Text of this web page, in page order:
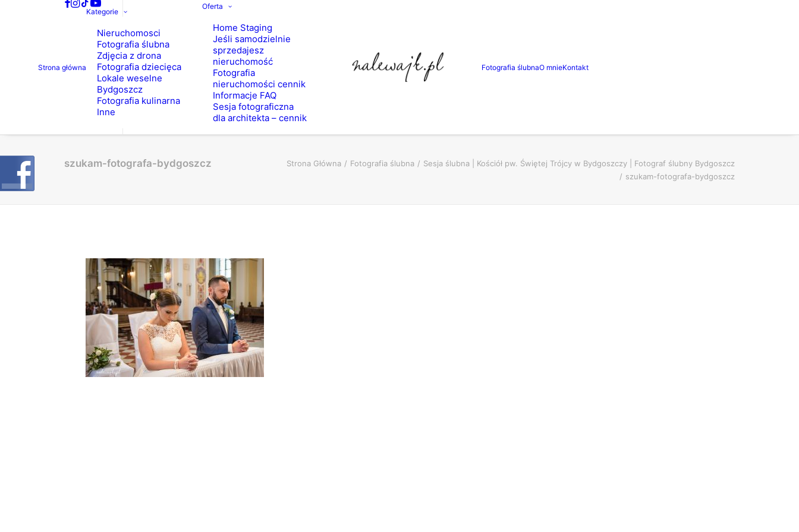
Strona główna
Kategorie
Nieruchomosci
Fotografia ślubna
Zdjęcia z drona
Fotografia dziecięca
Lokale weselne
Bydgoszcz
Fotografia kulinarna
Inne
Oferta
Home Staging
Jeśli samodzielnie
sprzedajesz
nieruchomość
Fotografia
nieruchomości cennik
Informacje FAQ
Sesja fotograficzna
dla architekta – cennik
Fotografia ślubnaO mnieKontakt
szukam-fotografa-bydgoszcz Strona Główna Fotografia ślubna
Sesja ślubna | Kościół pw. Świętej Trójcy w Bydgoszczy | Fotograf ślubny Bydgoszcz
szukam-fotografa-bydgoszcz